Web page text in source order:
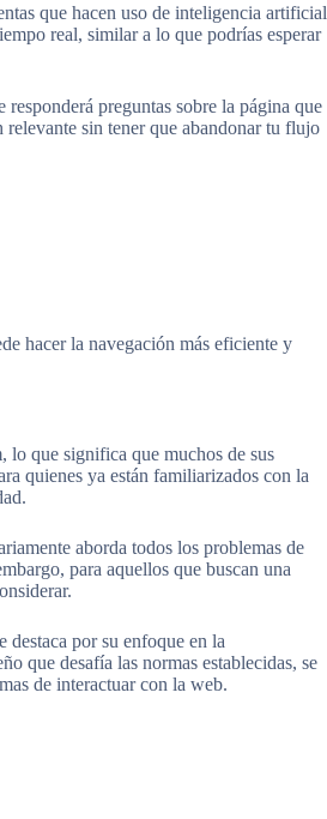
que hacen uso de inteligencia artificial
real, similar a lo que podrías esperar
preguntas sobre la página que
sin tener que abandonar tu flujo
hacer la navegación más eficiente y
lo que significa que muchos de sus
quienes ya están familiarizados con la
aborda todos los problemas de
para aquellos que buscan una
destaca por su enfoque en la
que desafía las normas establecidas, se
de interactuar con la web.